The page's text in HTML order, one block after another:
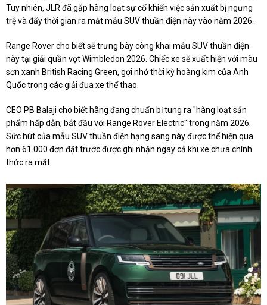
Tuy nhiên, JLR đã gặp hàng loạt sự cố khiến việc sản xuất bị ngưng
trệ và đẩy thời gian ra mắt mẫu SUV thuần điện này vào năm 2026.
Range Rover cho biết sẽ trưng bày công khai mẫu SUV thuần điện
này tại giải quần vợt Wimbledon 2026. Chiếc xe sẽ xuất hiện với màu
sơn xanh British Racing Green, gợi nhớ thời kỳ hoàng kim của Anh
Quốc trong các giải đua xe thể thao.
CEO PB Balaji cho biết hãng đang chuẩn bị tung ra "hàng loạt sản
phẩm hấp dẫn, bắt đầu với Range Rover Electric" trong năm 2026.
Sức hút của mẫu SUV thuần điện hạng sang này được thể hiện qua
hơn 61.000 đơn đặt trước được ghi nhận ngay cả khi xe chưa chính
thức ra mắt.